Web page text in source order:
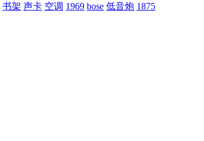
书架 声卡 空调 1969 bose 低音炮 1875